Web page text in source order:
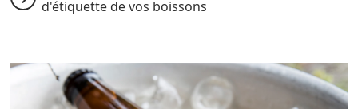
d'étiquette de vos boissons